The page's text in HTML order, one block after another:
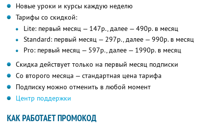
Новые уроки и курсы каждую неделю
Тарифы со скидкой:
Lite: первый месяц — 147р., далее — 490р. в месяц
Standard: первый месяц — 297р., далее — 990р. в месяц
Pro: первый месяц — 597р., далее — 1990р. в месяц
Скидка действует только на первый месяц подписки
Со второго месяца — стандартная цена тарифа
Подписку можно отменить в любой момент
Центр поддержки
КАК РАБОТАЕТ ПРОМОКОД